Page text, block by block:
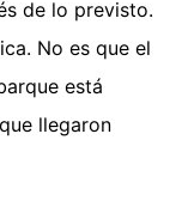
de lo previsto.
No es que el
está
llegaron